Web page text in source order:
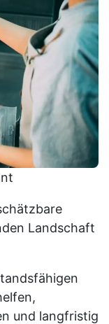
Landschaft
und langfristig